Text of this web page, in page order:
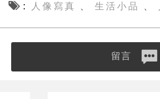
人像寫真 生活小品
留言